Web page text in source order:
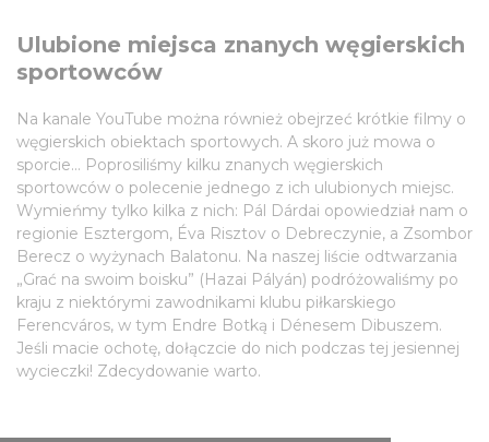
Ulubione miejsca znanych węgierskich
sportowców
Na kanale YouTube można również obejrzeć krótkie filmy o
węgierskich obiektach sportowych. A skoro już mowa o
sporcie... Poprosiliśmy kilku znanych węgierskich
sportowców o polecenie jednego z ich ulubionych miejsc.
Wymieńmy tylko kilka z nich: Pál Dárdai opowiedział nam o
regionie Esztergom, Éva Risztov o Debreczynie, a Zsombor
Berecz o wyżynach Balatonu. Na naszej liście odtwarzania
„Grać na swoim boisku” (Hazai Pályán) podróżowaliśmy po
kraju z niektórymi zawodnikami klubu piłkarskiego
Ferencváros, w tym Endre Botką i Dénesem Dibuszem.
Jeśli macie ochotę, dołączcie do nich podczas tej jesiennej
wycieczki! Zdecydowanie warto.